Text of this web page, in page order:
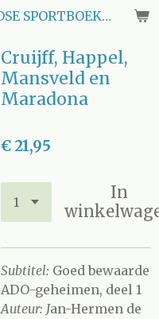
UITGEVERIJ NEDERLANDSE SPORTBOEKEN CLUB
Cruijff, Happel,
Mansveld en
Maradona
€ 21,95
In
Subtitel: Goed bewaarde
ADO-geheimen, deel 1
Auteur: Jan-Hermen de